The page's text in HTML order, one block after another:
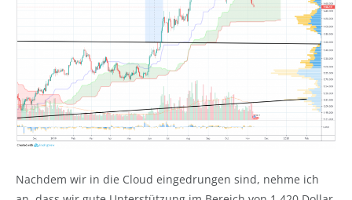
Nachdem wir in die Cloud eingedrungen sind, nehme ich